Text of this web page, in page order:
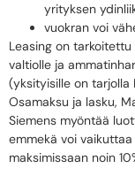
yrityksen
vuokran voi
Leasing on
valtiolle ja
(yksityisille on tarjolla
Osamaksu ja lasku,
Siemens myöntää
emmekä voi
maksimissaan noin